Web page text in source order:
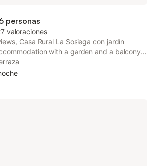
personas
valoraciones
Casa Rural La Sosiega con jardín
with a garden and a balcony,
de la Constitución. The property has
is 1.8 km from Castiello Golf Course and